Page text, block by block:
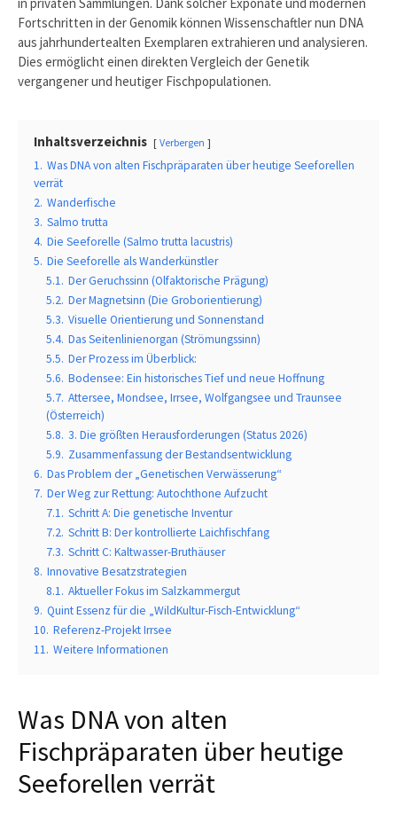
in privaten Sammlungen. Dank solcher Exponate und modernen
Fortschritten in der Genomik können Wissenschaftler nun DNA
aus jahrhundertealten Exemplaren extrahieren und analysieren.
Dies ermöglicht einen direkten Vergleich der Genetik
vergangener und heutiger Fischpopulationen.
Inhaltsverzeichnis Verbergen
1. Was DNA von alten Fischpräparaten über heutige Seeforellen
verrät
2. Wanderfische
3. Salmo trutta
4. Die Seeforelle (Salmo trutta lacustris)
5. Die Seeforelle als Wanderkünstler
5.1. Der Geruchssinn (Olfaktorische Prägung)
5.2. Der Magnetsinn (Die Groborientierung)
5.3. Visuelle Orientierung und Sonnenstand
5.4. Das Seitenlinienorgan (Strömungssinn)
5.5. Der Prozess im Überblick:
5.6. Bodensee: Ein historisches Tief und neue Hoffnung
5.7. Attersee, Mondsee, Irrsee, Wolfgangsee und Traunsee
(Österreich)
5.8. 3. Die größten Herausforderungen (Status 2026)
5.9. Zusammenfassung der Bestandsentwicklung
6. Das Problem der „Genetischen Verwässerung“
7. Der Weg zur Rettung: Autochthone Aufzucht
7.1. Schritt A: Die genetische Inventur
7.2. Schritt B: Der kontrollierte Laichfischfang
7.3. Schritt C: Kaltwasser-Bruthäuser
8. Innovative Besatzstrategien
8.1. Aktueller Fokus im Salzkammergut
9. Quint Essenz für die „WildKultur-Fisch-Entwicklung“
10. Referenz-Projekt Irrsee
11. Weitere Informationen
Was DNA von alten
Fischpräparaten über heutige
Seeforellen verrät